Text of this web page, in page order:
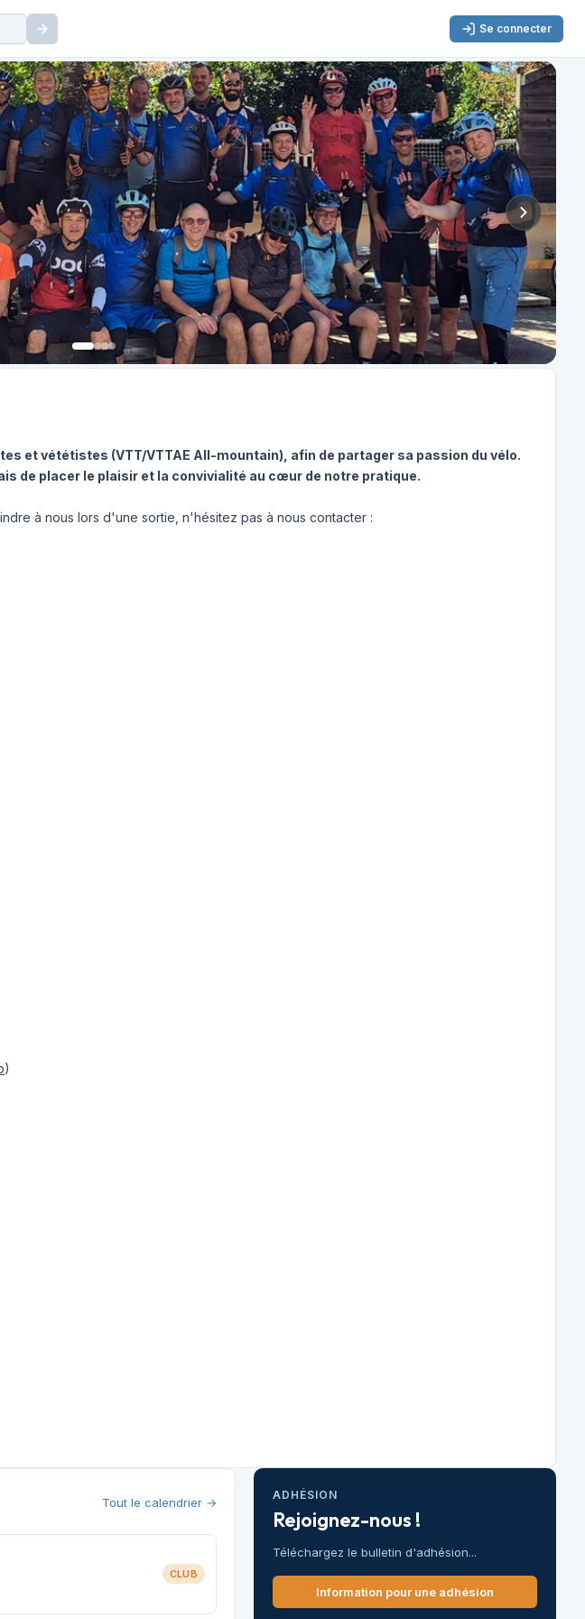
Se connecter
et vététistes (VTT/VTTAE All-mountain), afin de partager sa passion du vélo.
de placer le plaisir et la convivialité au cœur de notre pratique.
à nous lors d'une sortie, n'hésitez pas à nous contacter :
)
Tout le calendrier →
CLUB
ADHÉSION
Rejoignez-nous !
Téléchargez le bulletin d'adhésion...
Information pour une adhésion